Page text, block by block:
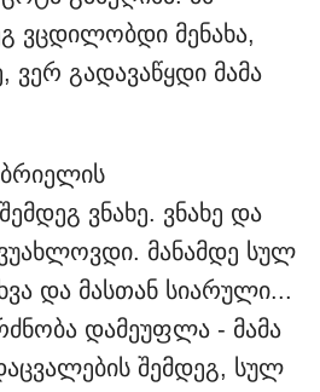
ვცდილობდი მენახა,
ვერ გადავაწყდი მამა
ვნახე. ვნახე და
მანამდე სულ
და მასთან სიარული...
დამეუფლა - მამა
შემდეგ, სულ